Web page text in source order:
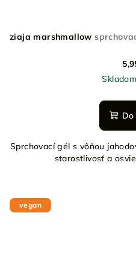
ziaja marshmallow
Skladom
Do
Sprchovací gél s vôňou
starostlivosť a
vegan